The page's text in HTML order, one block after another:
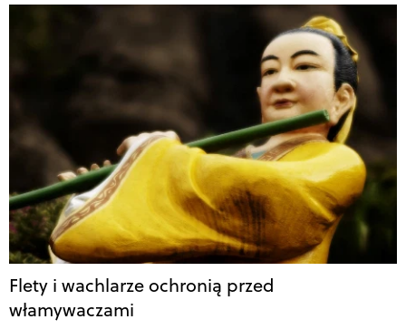
Flety i wachlarze ochronią przed
włamywaczami